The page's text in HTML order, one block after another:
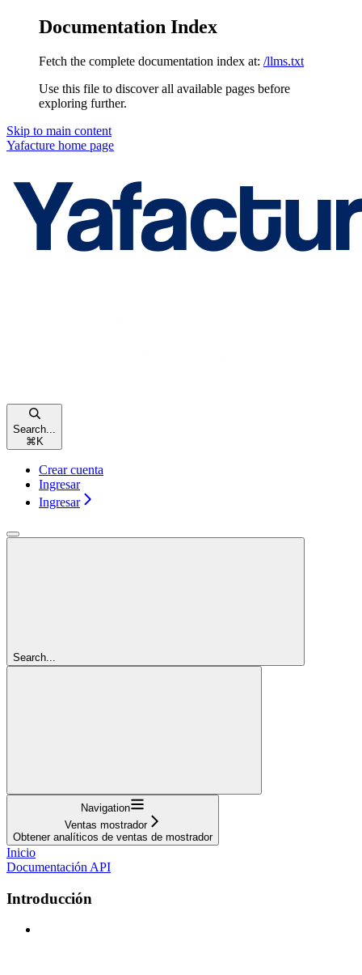
Documentation Index
Fetch the complete documentation index at: /llms.txt
Use this file to discover all available pages before
exploring further.
Skip to main content
Yafacture home page
Search...
⌘ K
Crear cuenta
Ingresar
Ingresar
Search...
Navigation
Ventas mostrador
Obtener analíticos de ventas de mostrador
Inicio
Documentación API
Introducción